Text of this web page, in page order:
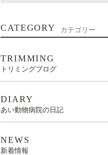
CATEGORY カテゴリー
TRIMMING
トリミングブログ
DIARY
あい動物病院の日記
NEWS
新着情報